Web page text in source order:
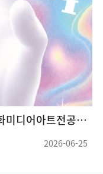
2026-1 울산대학교 미술학과 회화미디어아트전공 대학원 그룹전<호작질>
2026-06-25